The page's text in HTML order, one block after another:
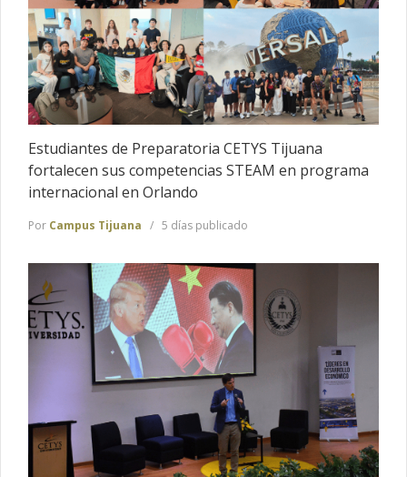
Estudiantes de Preparatoria CETYS Tijuana
fortalecen sus competencias STEAM en programa
internacional en Orlando
Por Campus Tijuana 5 días publicado